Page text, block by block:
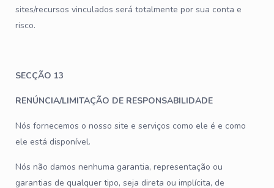
sites/recursos vinculados será totalmente por sua conta e
risco.
SECÇÃO 13
RENÚNCIA/LIMITAÇÃO DE RESPONSABILIDADE
Nós fornecemos o nosso site e serviços como ele é e como
ele está disponível.
Nós não damos nenhuma garantia, representação ou
garantias de qualquer tipo, seja direta ou implícita, de